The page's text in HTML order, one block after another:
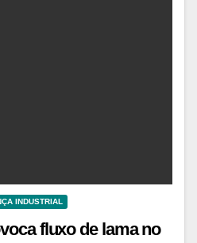
INDUSTRIAL
fluxo de lama no